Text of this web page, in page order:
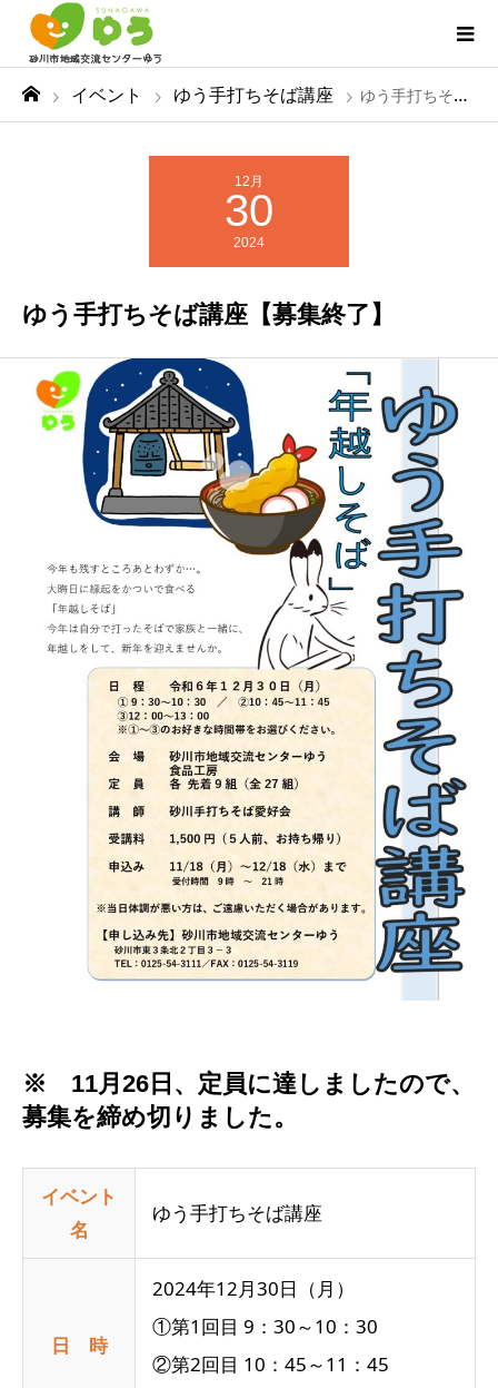
イベント ゆう手打ちそば講座 ゆう手打ちそば講座【募集終了】
12月
30
2024
ゆう手打ちそば講座【募集終了】
※ 11月26日、定員に達しましたので、
募集を締め切りました。
イベント
名
ゆう手打ちそば講座
日 時
2024年12月30日（月）
①第1回目 9：30～10：30
②第2回目 10：45～11：45